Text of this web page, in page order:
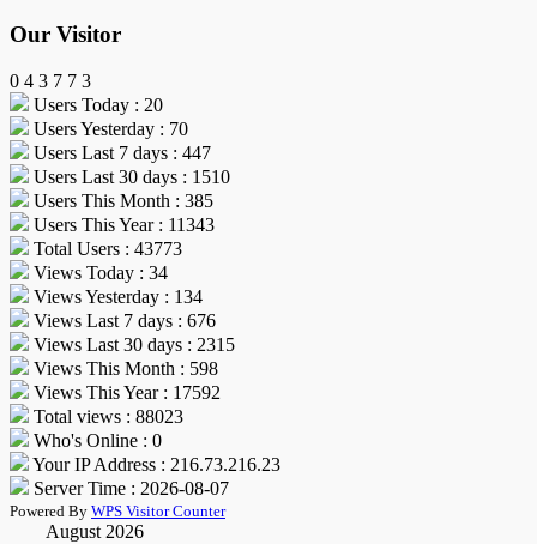
Our Visitor
0 4 3 7 7 3
Users Today : 20
Users Yesterday : 70
Users Last 7 days : 447
Users Last 30 days : 1510
Users This Month : 385
Users This Year : 11343
Total Users : 43773
Views Today : 34
Views Yesterday : 134
Views Last 7 days : 676
Views Last 30 days : 2315
Views This Month : 598
Views This Year : 17592
Total views : 88023
Who's Online : 0
Your IP Address : 216.73.216.23
Server Time : 2026-08-07
Powered By WPS Visitor Counter
August 2026